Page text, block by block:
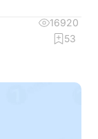
внеску
16920
53